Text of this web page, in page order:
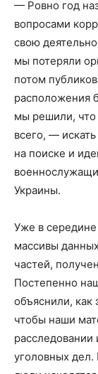
— Ровно год
вопросами
свою
мы потеряли
потом
расположения
мы решили,
всего, —
на поиске и
Украины.
Уже в
массивы
частей,
Постепенно
объяснили, как
чтобы наши
уголовных дел.